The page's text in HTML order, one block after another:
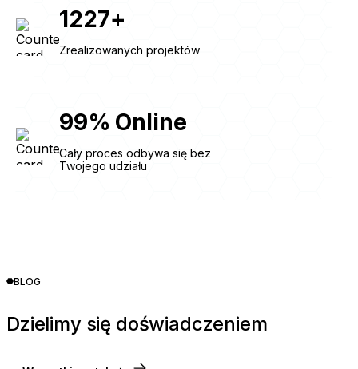
1227+
Zrealizowanych projektów
99% Online
Cały proces odbywa się bez
Twojego udziału
BLOG
Dzielimy się doświadczeniem